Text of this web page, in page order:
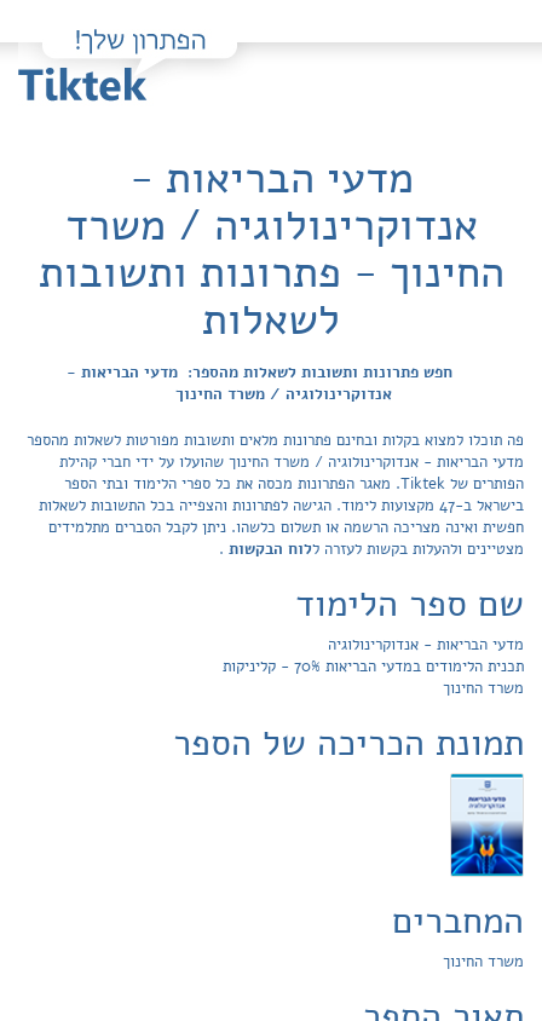
מדעי הבריאות -
אנדוקרינולוגיה / משרד
החינוך - פתרונות ותשובות
לשאלות
חפש פתרונות ותשובות לשאלות מהספר: מדעי הבריאות -
אנדוקרינולוגיה / משרד החינוך
פה תוכלו למצוא בקלות ובחינם פתרונות מלאים ותשובות מפורטות לשאלות מהספר
מדעי הבריאות - אנדוקרינולוגיה / משרד החינוך שהועלו על ידי חברי קהילת
הפותרים של Tiktek. מאגר הפתרונות מכסה את כל ספרי הלימוד ובתי הספר
בישראל ב-47 מקצועות לימוד. הגישה לפתרונות והצפייה בכל התשובות לשאלות
חפשית ואינה מצריכה הרשמה או תשלום כלשהו. ניתן לקבל הסברים מתלמידים
מצטיינים ולהעלות בקשות לעזרה ללוח הבקשות .
שם ספר הלימוד
מדעי הבריאות - אנדוקרינולוגיה
תכנית הלימודים במדעי הבריאות 70% - קליניקות
משרד החינוך
תמונת הכריכה של הספר
המחברים
משרד החינוך